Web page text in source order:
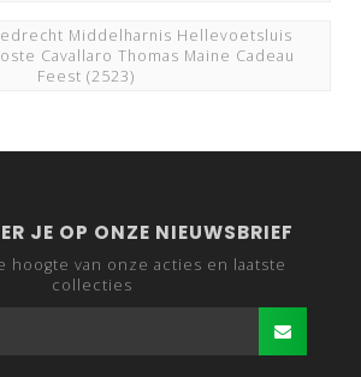
Middelharnis Hellevoetsluis
Cavallaro Thomas Maine Cadeau
Feest (2523)
JE OP ONZE NIEUWSBRIEF
hoogte van onze acties en laatste
collecties